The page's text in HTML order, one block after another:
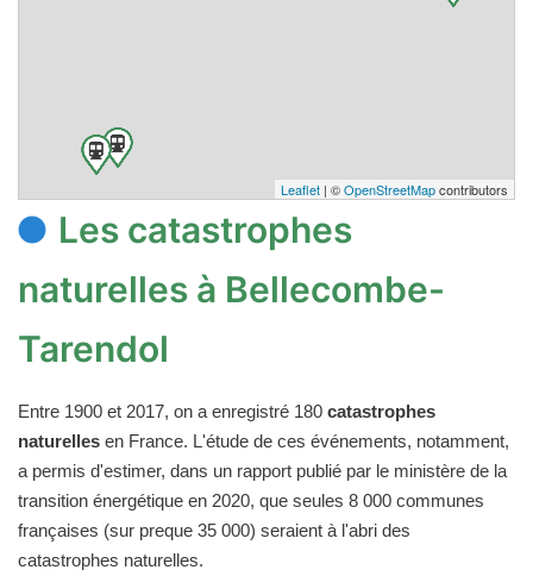
Leaflet | ©OpenStreetMapcontributors
Les catastrophes
naturelles à Bellecombe-
Tarendol
Entre 1900 et 2017, on a enregistré 180 catastrophes
naturelles en France. L'étude de ces événements, notamment,
a permis d'estimer, dans un rapport publié par le ministère de la
transition énergétique en 2020, que seules 8 000 communes
françaises (sur preque 35 000) seraient à l'abri des
catastrophes naturelles.